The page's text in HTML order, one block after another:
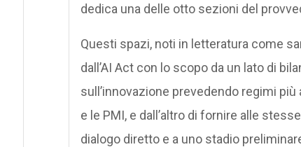
dedica una delle otto sezioni del
Questi spazi, noti in letteratura come
dall’AI Act con lo scopo da un lato di
sull’innovazione prevedendo regimi
e le PMI, e dall’altro di fornire alle
dialogo diretto e a uno stadio